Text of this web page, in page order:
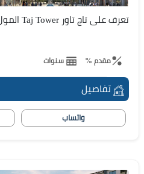
تعرف على تاج تاور Taj Tower المول الجديد بالعاصمة الإدارية
مقدم % سنوات
تفاصيل
واتساب